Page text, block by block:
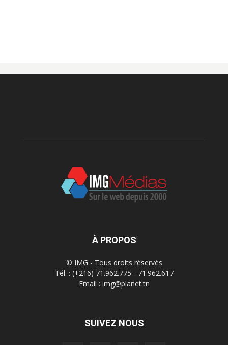
À PROPOS
© IMG - Tous droits réservés
Tél. : (+216) 71.962.775 - 71.962.617
Email : img@planet.tn
SUIVEZ NOUS